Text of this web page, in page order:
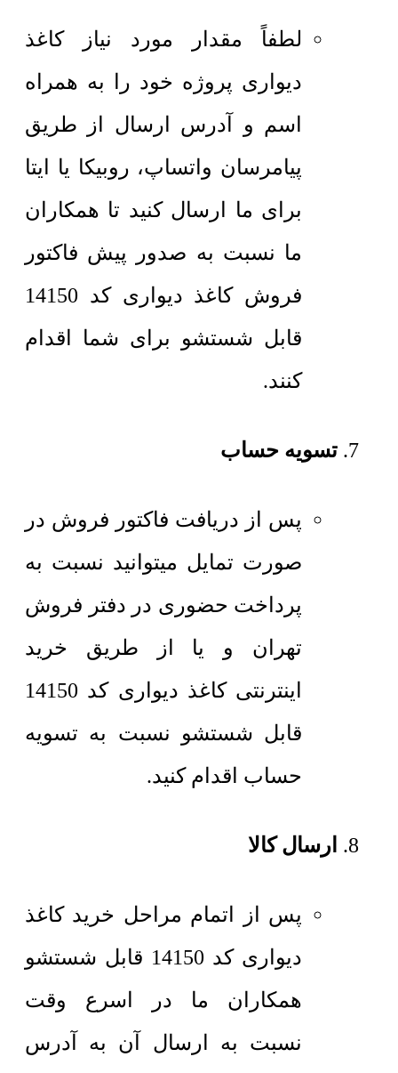
لطفاً مقدار مورد نیاز کاغذ
دیواری پروژه خود را به همراه
اسم و آدرس ارسال از طریق
پیامرسان واتساپ، روبیکا یا ایتا
برای ما ارسال کنید تا همکاران
ما نسبت به صدور پیش فاکتور
فروش کاغذ دیواری کد 14150
قابل شستشو برای شما اقدام
کنند.
تسویه حساب
پس از دریافت فاکتور فروش در
صورت تمایل میتوانید نسبت به
پرداخت حضوری در دفتر فروش
تهران و یا از طریق خرید
اینترنتی کاغذ دیواری کد 14150
قابل شستشو نسبت به تسویه
حساب اقدام کنید.
ارسال کالا
پس از اتمام مراحل خرید کاغذ
دیواری کد 14150 قابل شستشو
همکاران ما در اسرع وقت
نسبت به ارسال آن به آدرس